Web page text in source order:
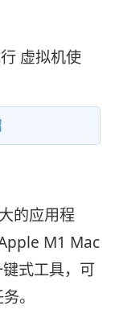
虚拟机使
的应用程
M1 Mac
式工具，可
。